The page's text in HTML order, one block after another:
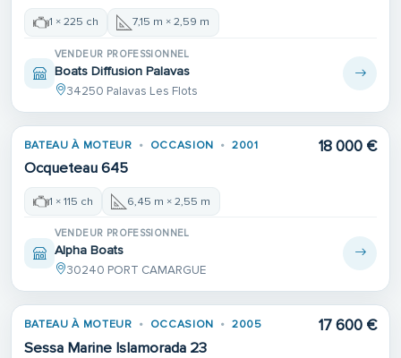
1 × 225 ch 7,15 m × 2,59 m
VENDEUR PROFESSIONNEL
Boats Diffusion Palavas
34250 Palavas Les Flots
BATEAU À MOTEUR OCCASION 2001
Ocqueteau 645
18 000 €
1 × 115 ch 6,45 m × 2,55 m
VENDEUR PROFESSIONNEL
Alpha Boats
30240 PORT CAMARGUE
BATEAU À MOTEUR OCCASION 2005
Sessa Marine Islamorada 23
17 600 €